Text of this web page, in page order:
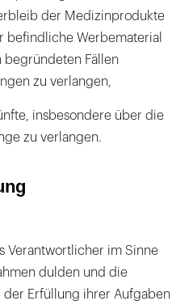
der Medizinprodukte
befindliche Werbematerial
begründeten Fällen
zu verlangen,
insbesondere über die
zu verlangen.
Verantwortlicher im Sinne
dulden und die
der Erfüllung ihrer Aufgaben